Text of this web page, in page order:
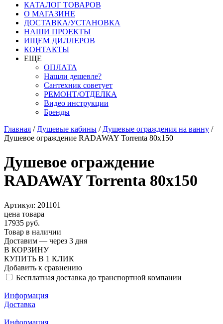
КАТАЛОГ ТОВАРОВ
О МАГАЗИНЕ
ДОСТАВКА/УСТАНОВКА
НАШИ ПРОЕКТЫ
ИЩЕМ ДИЛЛЕРОВ
КОНТАКТЫ
ЕЩЕ
ОПЛАТА
Нашли дешевле?
Сантехник советует
РЕМОНТ/ОТДЕЛКА
Видео инструкции
Бренды
Главная / Душевые кабины / Душевые ограждения на ванну /
Душевое ограждение RADAWAY Torrenta 80х150
Душевое ограждение
RADAWAY Torrenta 80х150
Артикул: 201101
цена товара
17935 руб.
Товар в наличии
Доставим — через 3 дня
В КОРЗИНУ
КУПИТЬ В 1 КЛИК
Добавить к сравнению
Бесплатная доставка до транспортной компании
Информация
Доставка
Информация